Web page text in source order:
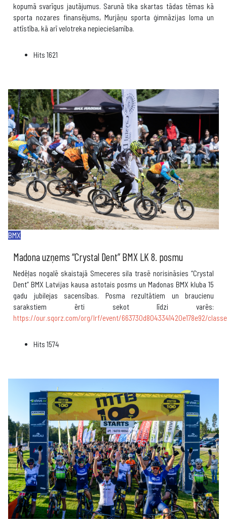
kopumā svarīgus jautājumus. Sarunā tika skartas tādas tēmas kā
sporta nozares finansējums, Murjāņu sporta ģimnāzijas loma un
attīstība, kā arī velotreka nepieciešamība.
Hits 1621
BMX
Madona uzņems “Crystal Dent” BMX LK 8. posmu
Nedēļas nogalē skaistajā Smeceres sila trasē norisināsies “Crystal
Dent” BMX Latvijas kausa astotais posms un Madonas BMX kluba 15
gadu jubilejas sacensības. Posma rezultātiem un braucienu
sarakstiem ērti sekot līdzi varēs:
https://our.sqorz.com/org/lrf/event/663730d8043341420e178e92/
Hits 1574